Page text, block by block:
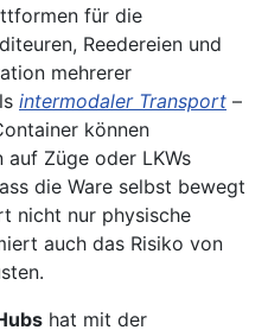
für die
Reedereien und
mehrerer
intermodaler Transport –
können
Züge oder LKWs
die Ware selbst bewegt
nicht nur physische
auch das Risiko von
hat mit der